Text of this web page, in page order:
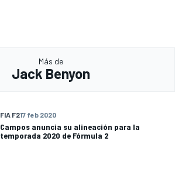
Más de
Jack Benyon
FIA F217 feb 2020
Campos anuncia su alineación para la
temporada 2020 de Fórmula 2